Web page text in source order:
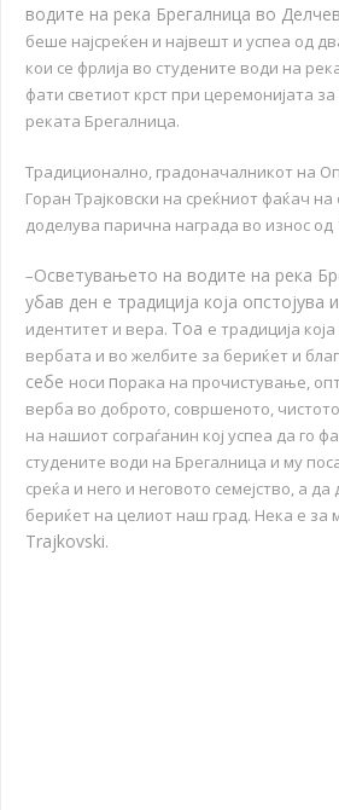
водите на река Брегалница во
беше најсреќен и највешт и успеа од
кои се фрлија во студените води на
фати светиот крст при церемонијата
реката Брегалница.
Традиционално, градоначалникот на
Горан Трајковски на среќниот фаќач на
доделува парична награда во износ од
–Осветувањето на водите на река
убав ден е традиција која опстојува
идентитет и вера. Тоа е традиција
вербата и во желбите за бериќет и
себе носи порака на прочистување,
верба во доброто, совршеното,
на нашиот сограѓанин кој успеа да го
студените води на Брегалница и му
среќа и него и неговото семејство, а да
бериќет на целиот наш град. Нека е за
Trajkovski.